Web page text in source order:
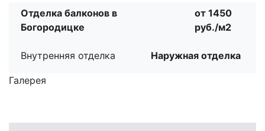
Отделка балконов в
Богородицке
от 1450
руб./м2
Внутренняя отделка Наружная отделка
Галерея